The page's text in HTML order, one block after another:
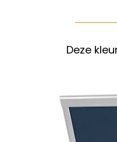
Deze